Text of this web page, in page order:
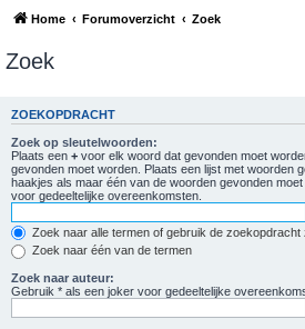
Home Forumoverzicht Zoek
Zoek
ZOEKOPDRACHT
Zoek op sleutelwoorden:
Plaats een + voor elk woord dat gevonden moet
gevonden moet worden. Plaats een lijst met woorden
haakjes als maar één van de woorden gevonden
voor gedeeltelijke overeenkomsten.
Zoek naar alle termen of gebruik de zoekopdracht
Zoek naar één van de termen
Zoek naar auteur:
Gebruik * als een joker voor gedeeltelijke